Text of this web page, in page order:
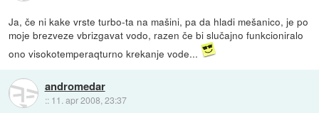
Ja, če ni kake vrste turbo-ta na mašini, pa da hladi mešanico, je po
moje brezveze vbrizgavat vodo, razen če bi slučajno funkcioniralo
ono visokotemperaqturno krekanje vode...
andromedar
:: 11. apr 2008, 23:37